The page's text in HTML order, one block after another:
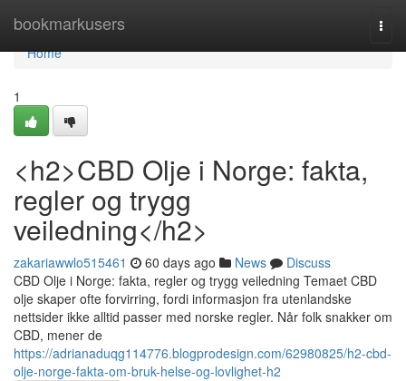
bookmarkusers
Home
Home
1
<h2>CBD Olje i Norge: fakta,
regler og trygg
veiledning</h2>
zakariawwlo515461 60 days ago News
Discuss
CBD Olje i Norge: fakta, regler og trygg veiledning Temaet CBD
olje skaper ofte forvirring, fordi informasjon fra utenlandske
nettsider ikke alltid passer med norske regler. Når folk snakker om
CBD, mener de
https://adrianaduqg114776.blogprodesign.com/62980825/h2-cbd-
olje-norge-fakta-om-bruk-helse-og-lovlighet-h2